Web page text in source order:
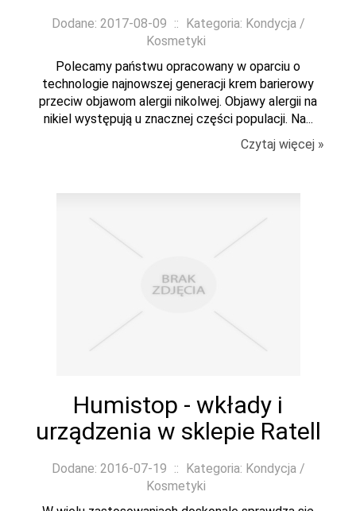
Dodane: 2017-08-09 :: Kategoria: Kondycja /
Kosmetyki
Polecamy państwu opracowany w oparciu o
technologie najnowszej generacji krem barierowy
przeciw objawom alergii nikolwej. Objawy alergii na
nikiel występują u znacznej części populacji. Na...
Czytaj więcej »
Humistop - wkłady i
urządzenia w sklepie Ratell
Dodane: 2016-07-19 :: Kategoria: Kondycja /
Kosmetyki